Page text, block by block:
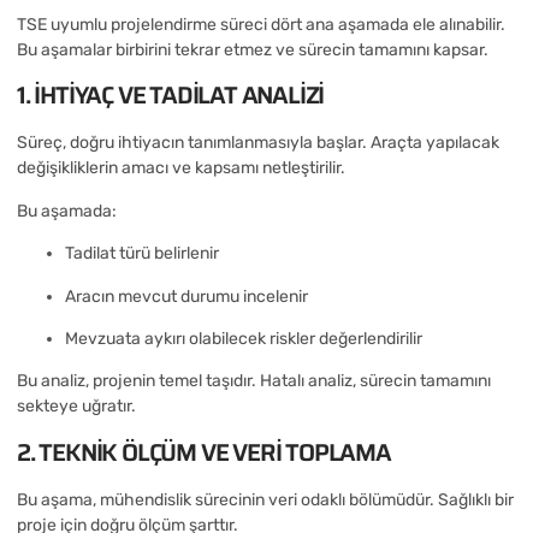
TSE uyumlu projelendirme süreci dört ana aşamada ele alınabilir.
Bu aşamalar birbirini tekrar etmez ve sürecin tamamını kapsar.
1. İHTIYAÇ VE TADILAT ANALIZI
Süreç, doğru ihtiyacın tanımlanmasıyla başlar. Araçta yapılacak
değişikliklerin amacı ve kapsamı netleştirilir.
Bu aşamada:
Tadilat türü belirlenir
Aracın mevcut durumu incelenir
Mevzuata aykırı olabilecek riskler değerlendirilir
Bu analiz, projenin temel taşıdır. Hatalı analiz, sürecin tamamını
sekteye uğratır.
2. TEKNIK ÖLÇÜM VE VERI TOPLAMA
Bu aşama, mühendislik sürecinin veri odaklı bölümüdür. Sağlıklı bir
proje için doğru ölçüm şarttır.